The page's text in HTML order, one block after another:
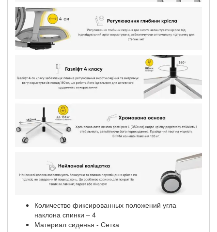
Количество фиксированных положений угла
наклона спинки – 4
Материал сиденья - Сетка